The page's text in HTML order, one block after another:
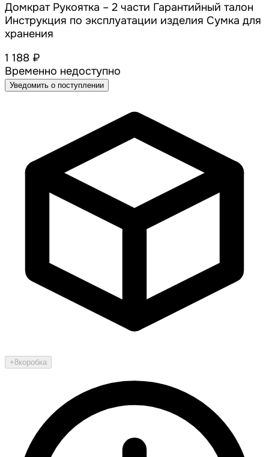
Домкрат Рукоятка – 2 части Гарантийный талон
Инструкция по эксплуатации изделия Сумка для
хранения
1 188 ₽
Временно недоступно
Уведомить о поступлении
+8коробка